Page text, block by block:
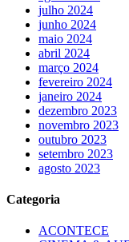
julho 2024
junho 2024
maio 2024
abril 2024
março 2024
fevereiro 2024
janeiro 2024
dezembro 2023
novembro 2023
outubro 2023
setembro 2023
agosto 2023
Categoria
ACONTECE